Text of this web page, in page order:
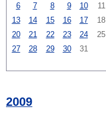
6
7 8 9 10 11
13
14 15 16 17 18
20
21 22 23 24 25
27
28 29 30 31
2009